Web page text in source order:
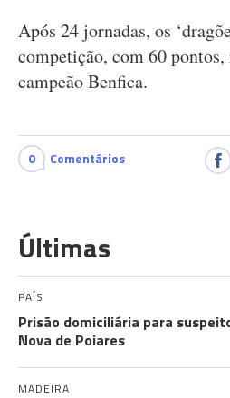
Após 24 jornadas, os
competição, com 60
campeão Benfica.
0 Comentários
Últimas
PAÍS
Prisão domiciliária para
Nova de Poiares
MADEIRA